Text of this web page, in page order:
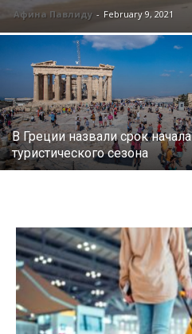
Афина Павлиду - February 9, 2021
В Греции назвали срок начала
туристического сезона